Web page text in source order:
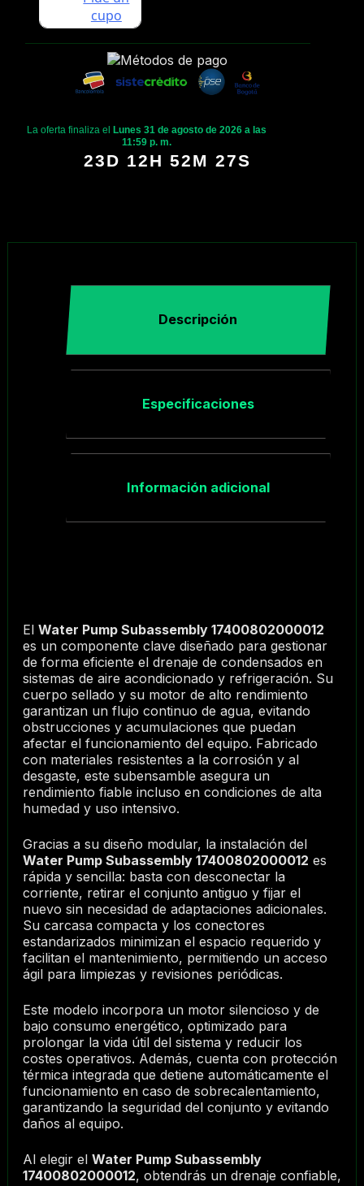
La oferta finaliza el
Lunes 31 de agosto de 2026 a las
11:59 p. m.
23D 12H 52M 26S
Descripción
Especificaciones
Información adicional
El Water Pump Subassembly 17400802000012
es un componente clave diseñado para gestionar
de forma eficiente el drenaje de condensados en
sistemas de aire acondicionado y refrigeración. Su
cuerpo sellado y su motor de alto rendimiento
garantizan un flujo continuo de agua, evitando
obstrucciones y acumulaciones que puedan
afectar el funcionamiento del equipo. Fabricado
con materiales resistentes a la corrosión y al
desgaste, este subensamble asegura un
rendimiento fiable incluso en condiciones de alta
humedad y uso intensivo.
Gracias a su diseño modular, la instalación del
Water Pump Subassembly 17400802000012 es
rápida y sencilla: basta con desconectar la
corriente, retirar el conjunto antiguo y fijar el
nuevo sin necesidad de adaptaciones adicionales.
Su carcasa compacta y los conectores
estandarizados minimizan el espacio requerido y
facilitan el mantenimiento, permitiendo un acceso
ágil para limpiezas y revisiones periódicas.
Este modelo incorpora un motor silencioso y de
bajo consumo energético, optimizado para
prolongar la vida útil del sistema y reducir los
costes operativos. Además, cuenta con protección
térmica integrada que detiene automáticamente el
funcionamiento en caso de sobrecalentamiento,
garantizando la seguridad del conjunto y evitando
daños al equipo.
Al elegir el Water Pump Subassembly
17400802000012, obtendrás un drenaje confiable,